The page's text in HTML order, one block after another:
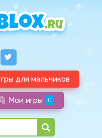
для мальчиков
Мои игры 0